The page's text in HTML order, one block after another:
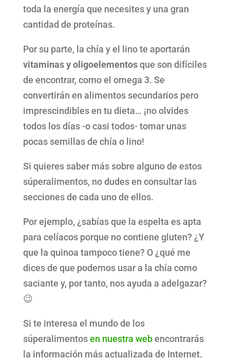
toda la energía que necesites y una gran
cantidad de proteínas.
Por su parte, la chía y el lino te aportarán
vitaminas y oligoelementosque son difíciles
de encontrar, como el omega 3. Se
convertirán en alimentos secundarios pero
imprescindibles en tu dieta… ¡no olvides
todos los días -o casi todos- tomar unas
pocas semillas de chía o lino!
Si quieres saber más sobre alguno de estos
súperalimentos, no dudes en consultar las
secciones de cada uno de ellos.
Por ejemplo, ¿sabías que la espelta es apta
para celíacos porque no contiene gluten? ¿Y
que la quinoa tampoco tiene? O ¿qué me
dices de que podemos usar a la chía como
saciante y, por tanto, nos ayuda a adelgazar?
😉
Si te interesa el mundo de los
súperalimentosen nuestra webencontrarás
la información más actualizada de Internet.